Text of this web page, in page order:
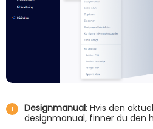
Designmanual: Hvis den
designmanual, finner du den